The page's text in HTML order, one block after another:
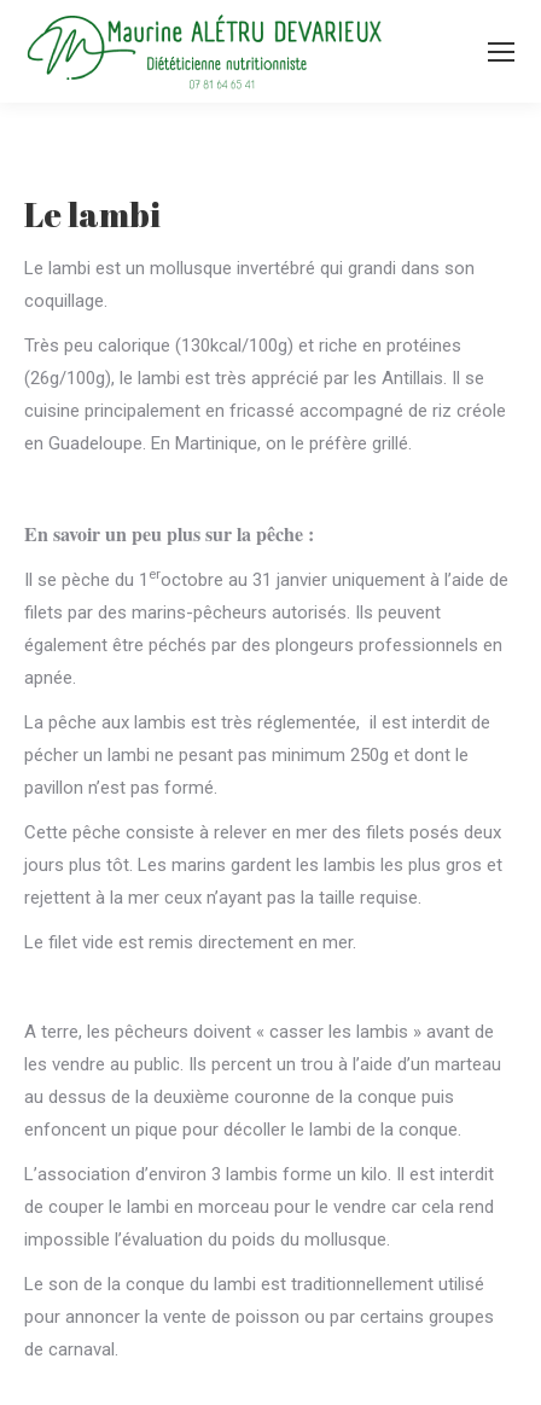
Le lambi
Le lambi est un mollusque invertébré qui grandi dans son
coquillage.
Très peu calorique (130kcal/100g) et riche en protéines
(26g/100g), le lambi est très apprécié par les Antillais. Il se
cuisine principalement en fricassé accompagné de riz créole
en Guadeloupe. En Martinique, on le préfère grillé.
En savoir un peu plus sur la pêche :
Il se pèche du 1 eroctobre au 31 janvier uniquement à l’aide de
filets par des marins-pêcheurs autorisés. Ils peuvent
également être péchés par des plongeurs professionnels en
apnée.
La pêche aux lambis est très réglementée, il est interdit de
pécher un lambi ne pesant pas minimum 250g et dont le
pavillon n’est pas formé.
Cette pêche consiste à relever en mer des filets posés deux
jours plus tôt. Les marins gardent les lambis les plus gros et
rejettent à la mer ceux n’ayant pas la taille requise.
Le filet vide est remis directement en mer.
A terre, les pêcheurs doivent « casser les lambis » avant de
les vendre au public. Ils percent un trou à l’aide d’un marteau
au dessus de la deuxième couronne de la conque puis
enfoncent un pique pour décoller le lambi de la conque.
L’association d’environ 3 lambis forme un kilo. Il est interdit
de couper le lambi en morceau pour le vendre car cela rend
impossible l’évaluation du poids du mollusque.
Le son de la conque du lambi est traditionnellement utilisé
pour annoncer la vente de poisson ou par certains groupes
de carnaval.